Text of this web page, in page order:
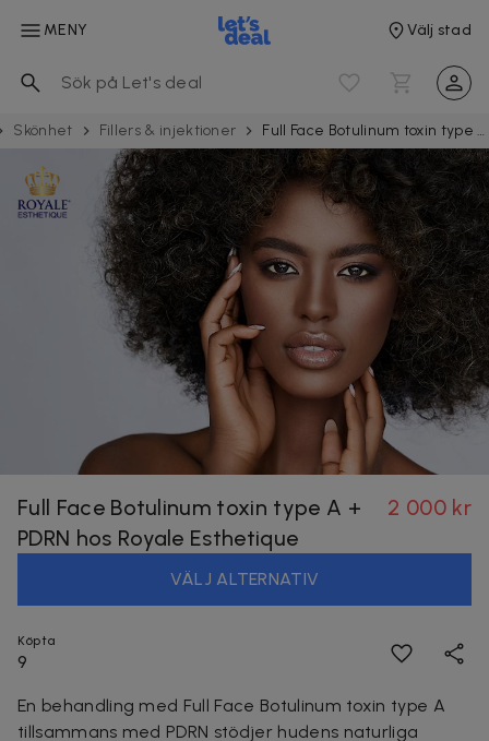
MENY Välj stad
Skönhet Fillers & injektioner Full Face Botulinum toxin type A + PDRN hos Royale Esthetique
Full Face Botulinum toxin type A +
PDRN hos Royale Esthetique
2 000 kr
VÄLJ ALTERNATIV
Köpta
9
En behandling med Full Face Botulinum toxin type A
tillsammans med PDRN stödjer hudens naturliga